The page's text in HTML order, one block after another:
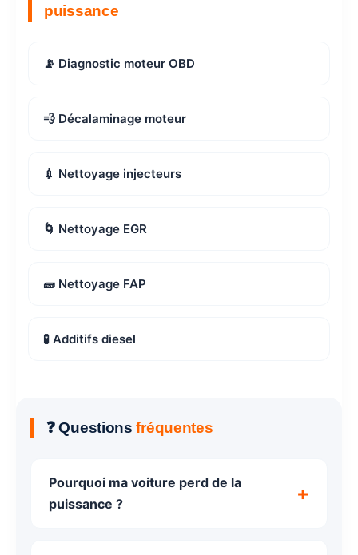
puissance
📡 Diagnostic moteur OBD
💨 Décalaminage moteur
💉 Nettoyage injecteurs
🌀 Nettoyage EGR
🧱 Nettoyage FAP
🧪 Additifs diesel
❓ Questionsfréquentes
Pourquoi ma voiture perd de la
puissance ?